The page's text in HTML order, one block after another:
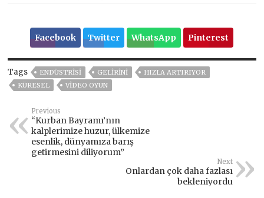
Facebook Twitter WhatsApp Pinterest
Tags ENDÜSTRISI GELIRINI
HIZLA ARTIRIYOR
KÜRESEL
VIDEO OYUN
Previous
“Kurban Bayramı’nın
kalplerimize huzur, ülkemize
esenlik, dünyamıza barış
getirmesini diliyorum”
Next
Onlardan çok daha fazlası
bekleniyordu